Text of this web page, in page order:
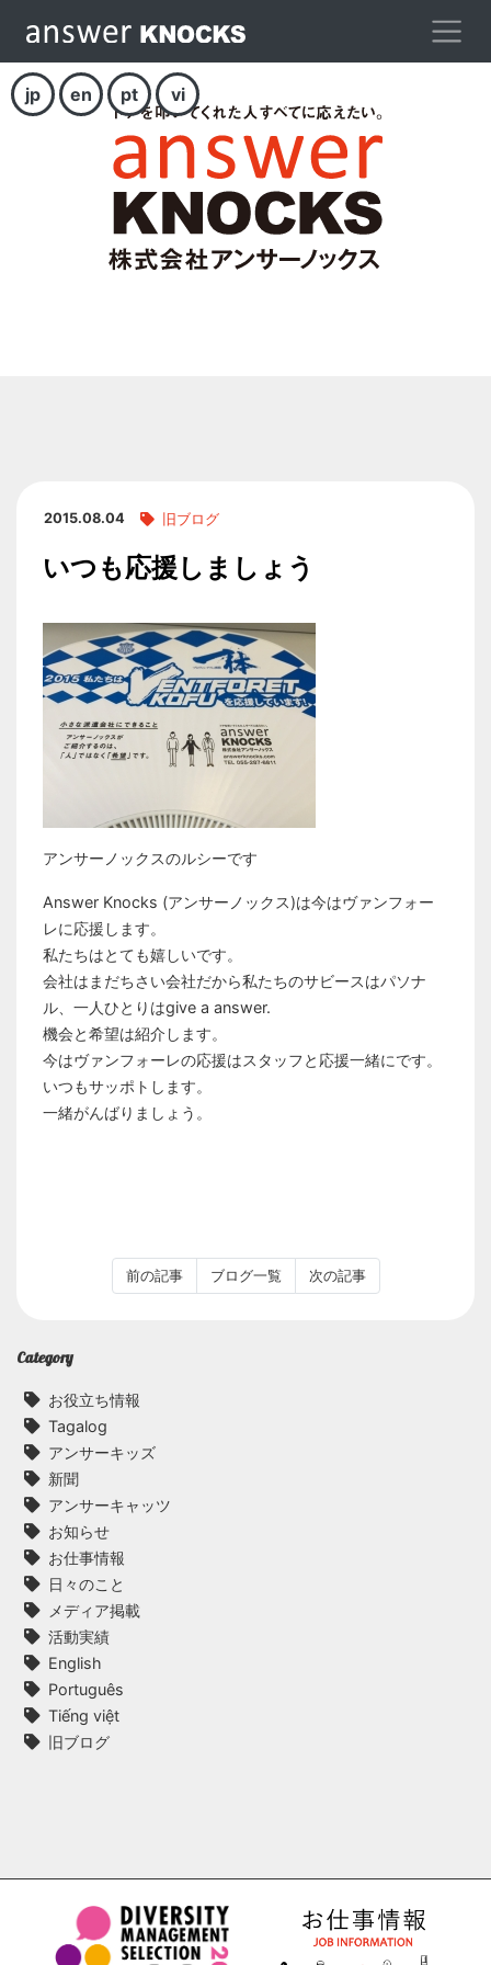
jp en pt vi
2015.08.04 旧ブログ
いつも応援しましょう
アンサーノックスのルシーです
Answer Knocks (アンサーノックス)は今はヴァンフォー
レに応援します。
私たちはとても嬉しいです。
会社はまだちさい会社だから私たちのサビースはパソナ
ル、一人ひとりはgive a answer.
機会と希望は紹介します。
今はヴァンフォーレの応援はスタッフと応援一緒にです。
いつもサッポトします。
一緒がんばりましょう。
前の記事 ブログ一覧 次の記事
Category
お役立ち情報
Tagalog
アンサーキッズ
新聞
アンサーキャッツ
お知らせ
お仕事情報
日々のこと
メディア掲載
活動実績
English
Português
Tiếng việt
旧ブログ